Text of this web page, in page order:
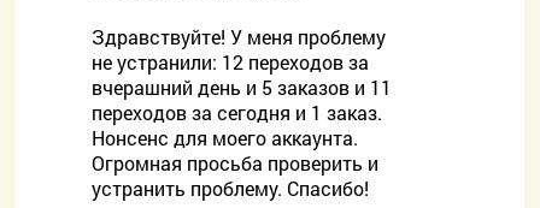
Здравствуйте! У меня проблему
не устранили: 12 переходов за
вчерашний день и 5 заказов и 11
переходов за сегодня и 1 заказ.
Нонсенс для моего аккаунта.
Огромная просьба проверить и
устранить проблему. Спасибо!